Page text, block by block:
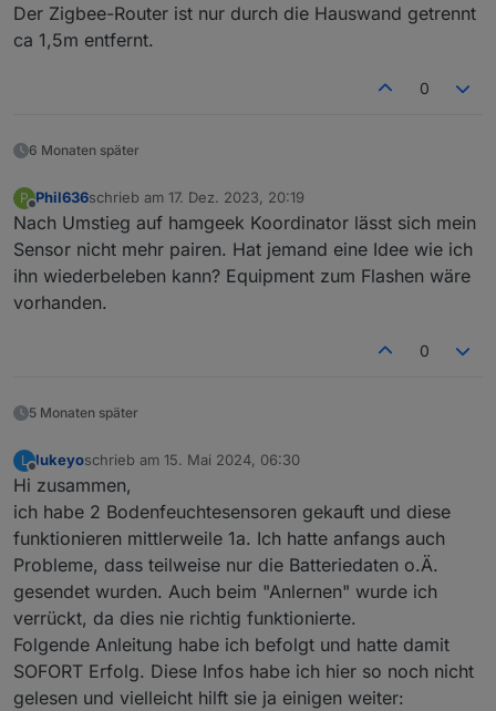
Der Zigbee-Router ist nur durch die Hauswand getrennt
ca 1,5m entfernt.
0
6 Monaten später
P
Offline
Phil636schrieb am 17. Dez. 2023, 20:19
zuletzt editiert von
Nach Umstieg auf hamgeek Koordinator lässt sich mein
Sensor nicht mehr pairen. Hat jemand eine Idee wie ich
ihn wiederbeleben kann? Equipment zum Flashen wäre
vorhanden.
0
5 Monaten später
L lukeyoschrieb am 15. Mai 2024, 06:30
zuletzt editiert von
Hi zusammen,
ich habe 2 Bodenfeuchtesensoren gekauft und diese
funktionieren mittlerweile 1a. Ich hatte anfangs auch
Probleme, dass teilweise nur die Batteriedaten o.Ä.
gesendet wurden. Auch beim "Anlernen" wurde ich
verrückt, da dies nie richtig funktionierte.
Folgende Anleitung habe ich befolgt und hatte damit
SOFORT Erfolg. Diese Infos habe ich hier so noch nicht
gelesen und vielleicht hilft sie ja einigen weiter: